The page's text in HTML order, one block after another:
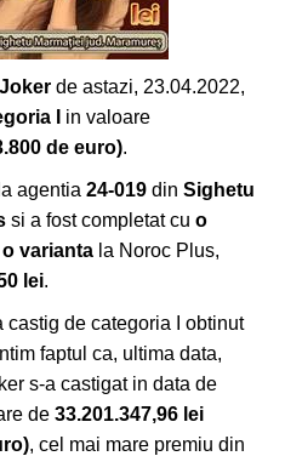
de astazi, 23.04.2022,
I
in valoare
de euro).
agentia 24-019 din Sighetu
si a fost completat cu o
o varianta la Noroc Plus,
lei.
de categoria I obtinut
faptul ca, ultima data,
s-a castigat in data de
de 33.201.347,96 lei
, cel mai mare premiu din